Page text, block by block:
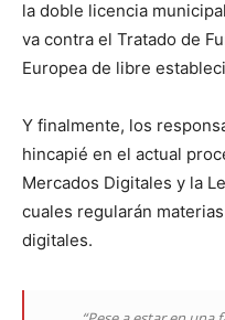
la doble licencia
va contra el Tratado de
Europea de libre
Y finalmente, los
hincapié en el actual
Mercados Digitales y la
cuales regularán
digitales.